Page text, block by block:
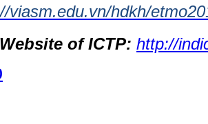
viasm.edu.vn/hdkh/
of ICTP: http://